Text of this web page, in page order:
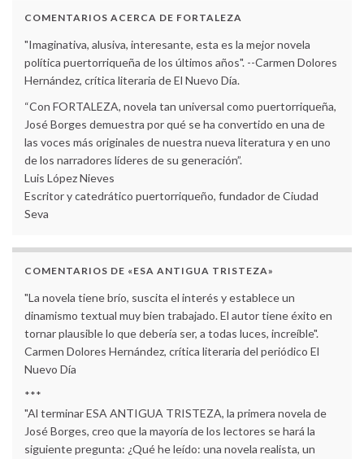
COMENTARIOS ACERCA DE FORTALEZA
"Imaginativa, alusiva, interesante, esta es la mejor novela
política puertorriqueña de los últimos años". --Carmen Dolores
Hernández, crítica literaria de El Nuevo Día.
“Con FORTALEZA, novela tan universal como puertorriqueña,
José Borges demuestra por qué se ha convertido en una de
las voces más originales de nuestra nueva literatura y en uno
de los narradores líderes de su generación”.
Luis López Nieves
Escritor y catedrático puertorriqueño, fundador de Ciudad
Seva
COMENTARIOS DE «ESA ANTIGUA TRISTEZA»
"La novela tiene brío, suscita el interés y establece un
dinamismo textual muy bien trabajado. El autor tiene éxito en
tornar plausible lo que debería ser, a todas luces, increíble".
Carmen Dolores Hernández, crítica literaria del periódico El
Nuevo Día
***
"Al terminar ESA ANTIGUA TRISTEZA, la primera novela de
José Borges, creo que la mayoría de los lectores se hará la
siguiente pregunta: ¿Qué he leído: una novela realista, un